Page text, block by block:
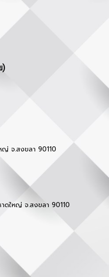
)
จ.สงขลา 90110
ดใหญ่ จ.สงขลา 90110